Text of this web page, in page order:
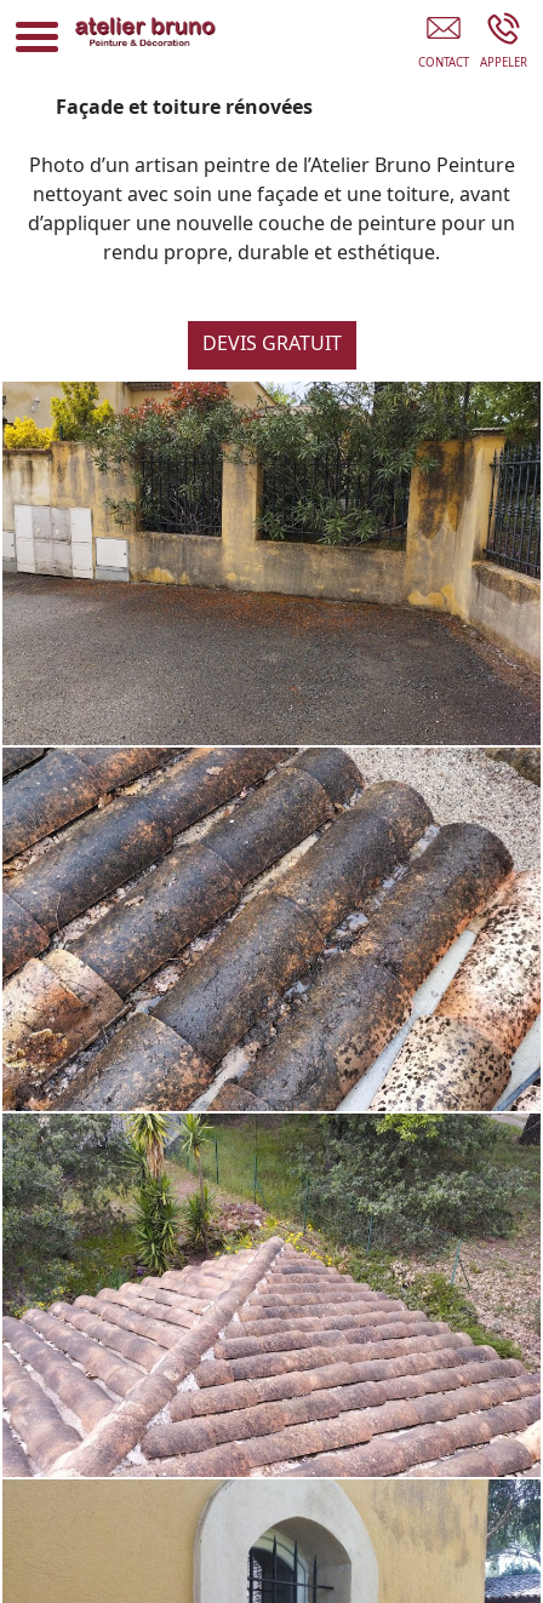
Façade et toiture rénovées
Photo d’un artisan peintre de l’Atelier Bruno Peinture
nettoyant avec soin une façade et une toiture, avant
d’appliquer une nouvelle couche de peinture pour un
rendu propre, durable et esthétique.
DEVIS GRATUIT